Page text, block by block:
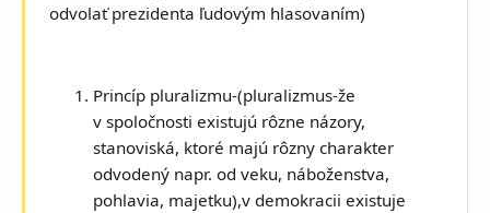
odvolať prezidenta ľudovým hlasovaním)
Princíp pluralizmu-(pluralizmus-že
v spoločnosti existujú rôzne názory,
stanoviská, ktoré majú rôzny charakter
odvodený napr. od veku, náboženstva,
pohlavia, majetku),v demokracii existuje